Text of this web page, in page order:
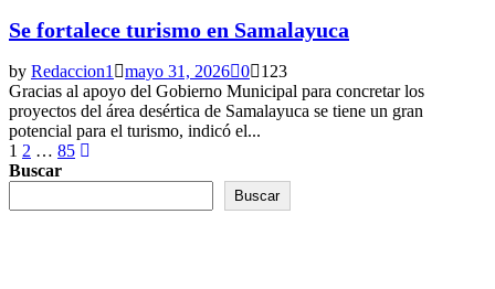
Se fortalece turismo en Samalayuca
by Redaccion1 mayo 31, 2026 0
123
Gracias al apoyo del Gobierno Municipal para concretar los
proyectos del área desértica de Samalayuca se tiene un gran
potencial para el turismo, indicó el...
Paginación
de
entradas
1 2 … 85
Buscar
Buscar